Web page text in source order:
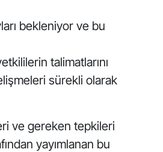
bekleniyor ve bu
talimatlarını
sürekli olarak
ve gereken tepkileri
yayımlanan bu